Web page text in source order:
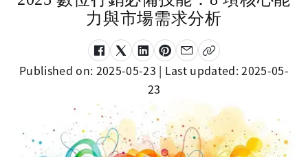
力與市場需求分析
Published on: 2025-05-23 | Last updated:2025-05-
23